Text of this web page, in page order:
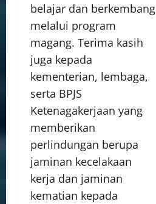
belajar dan berkembang
melalui program
magang. Terima kasih
juga kepada
kementerian, lembaga,
serta BPJS
Ketenagakerjaan yang
memberikan
perlindungan berupa
jaminan kecelakaan
kerja dan jaminan
kematian kepada